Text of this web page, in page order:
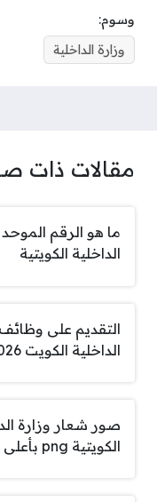
وسوم:
وزارة الداخلية
مقالات ذات
ما هو الرقم الموحد
الداخلية الكويتية
التقديم على
الداخلية الكويت 2026
صور شعار وزارة
الكويتية png بأعلى جودة